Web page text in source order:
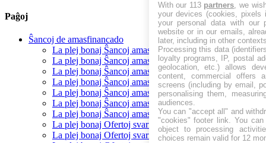
Paĝoj
Ŝancoj de amasfinancado
La plej bonaj Ŝancoj amasfinancado levantaj
La plej bonaj Ŝancoj amasfinancado Baldaŭ
La plej bonaj Ŝancoj amasfinancado financitaj
La plej bonaj Ŝancoj amasfinancado Repagita
La plej bonaj Ŝancoj amasfinancado Egaleco
La plej bonaj Ŝancoj amasfinancado Prunto/ŝuldo
La plej bonaj Ŝancoj amasfinancado Rekompenco
La plej bonaj Ofertoj svarmfinancado en CHF
La plej bonaj Ofertoj svarmfinancado en EUR
With our 113 partners, we
your devices (cookies, pixels
your personal data with our
website or in our emails,
later, including in other
Processing this data
loyalty programs, IP, postal
geolocation, etc.) allows
content, commercial offers
screens (including by email,
personalising them,
audiences.
You can "accept all" and
"cookies" footer link. You can
object to processing
choices remain valid for 12